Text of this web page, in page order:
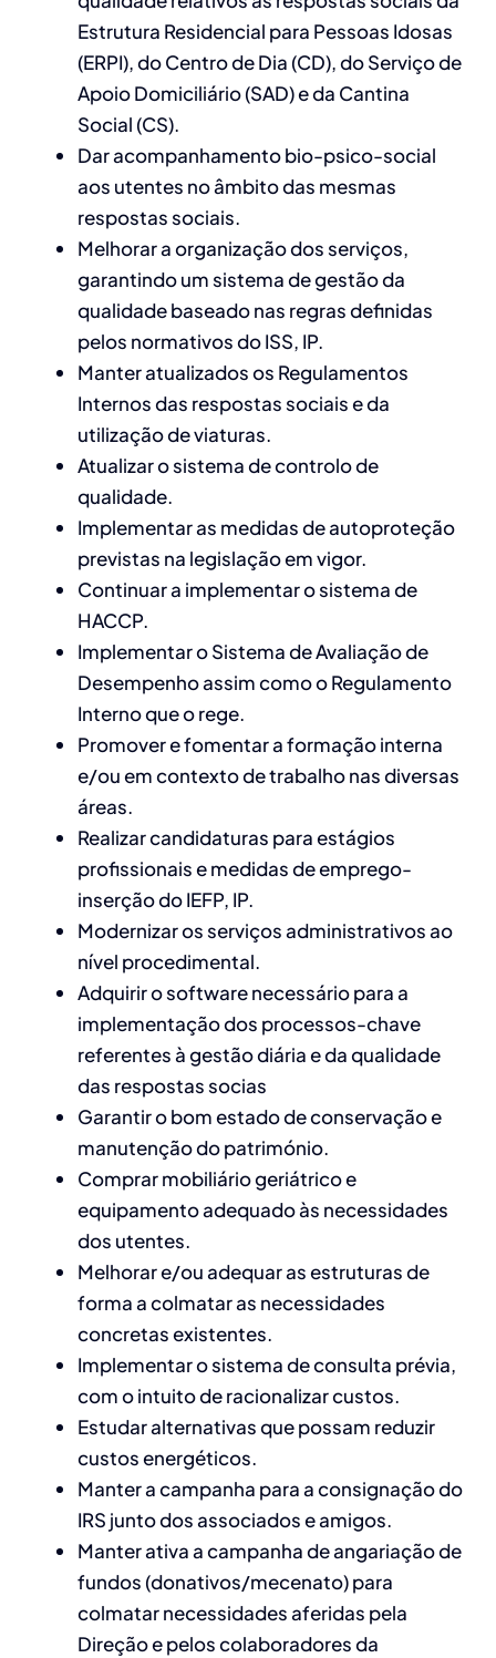
Estrutura Residencial para Pessoas Idosas
(ERPI), do Centro de Dia (CD), do Serviço de
Apoio Domiciliário (SAD) e da Cantina
Social (CS).
Dar acompanhamento bio-psico-social
aos utentes no âmbito das mesmas
respostas sociais.
Melhorar a organização dos serviços,
garantindo um sistema de gestão da
qualidade baseado nas regras definidas
pelos normativos do ISS, IP.
Manter atualizados os Regulamentos
Internos das respostas sociais e da
utilização de viaturas.
Atualizar o sistema de controlo de
qualidade.
Implementar as medidas de autoproteção
previstas na legislação em vigor.
Continuar a implementar o sistema de
HACCP.
Implementar o Sistema de Avaliação de
Desempenho assim como o Regulamento
Interno que o rege.
Promover e fomentar a formação interna
e/ou em contexto de trabalho nas diversas
áreas.
Realizar candidaturas para estágios
profissionais e medidas de emprego-
inserção do IEFP, IP.
Modernizar os serviços administrativos ao
nível procedimental.
Adquirir o software necessário para a
implementação dos processos-chave
referentes à gestão diária e da qualidade
das respostas socias
Garantir o bom estado de conservação e
manutenção do património.
Comprar mobiliário geriátrico e
equipamento adequado às necessidades
dos utentes.
Melhorar e/ou adequar as estruturas de
forma a colmatar as necessidades
concretas existentes.
Implementar o sistema de consulta prévia,
com o intuito de racionalizar custos.
Estudar alternativas que possam reduzir
custos energéticos.
Manter a campanha para a consignação do
IRS junto dos associados e amigos.
Manter ativa a campanha de angariação de
fundos (donativos/mecenato) para
colmatar necessidades aferidas pela
Direção e pelos colaboradores da